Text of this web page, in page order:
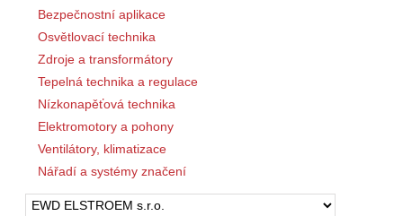
Bezpečnostní aplikace
Osvětlovací technika
Zdroje a transformátory
Tepelná technika a regulace
Nízkonapěťová technika
Elektromotory a pohony
Ventilátory, klimatizace
Nářadí a systémy značení